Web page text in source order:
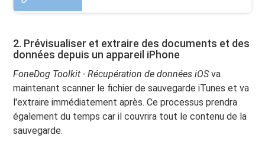
2. Prévisualiser et extraire des documents et des
données depuis un appareil iPhone
FoneDog Toolkit - Récupération de données iOSva
maintenant scanner le fichier de sauvegarde iTunes et va
l'extraire immédiatement après. Ce processus prendra
également du temps car il couvrira tout le contenu de la
sauvegarde.